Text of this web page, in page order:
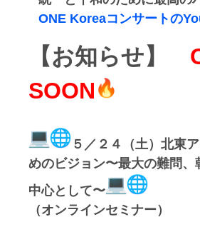
ONE Koreaコンサートの
【お知らせ】
SOON
５／２４（土）北東
めのビジョン〜最大の難問、
中心として〜
（オンラインセミナー）